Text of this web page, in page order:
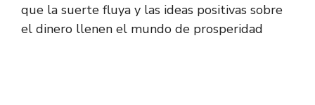
que la suerte fluya y las ideas positivas sobre
el dinero llenen el mundo de prosperidad